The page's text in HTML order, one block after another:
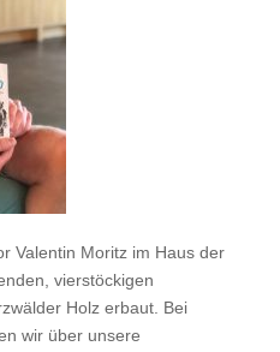
Valentin Moritz im Haus der
vierstöckigen
Holz erbaut. Bei
wir über unsere